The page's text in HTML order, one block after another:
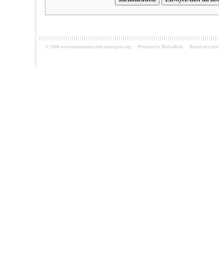
© 2008 www.randonneur-club-marcquois.org Powered by MediaWiki Based on a